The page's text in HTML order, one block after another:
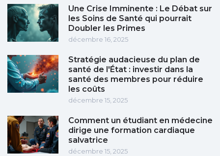
Une Crise Imminente : Le Débat sur
les Soins de Santé qui pourrait
Doubler les Primes
décembre 16, 2025
Stratégie audacieuse du plan de
santé de l'État : investir dans la
santé des membres pour réduire
les coûts
décembre 15, 2025
Comment un étudiant en médecine
dirige une formation cardiaque
salvatrice
décembre 15, 2025